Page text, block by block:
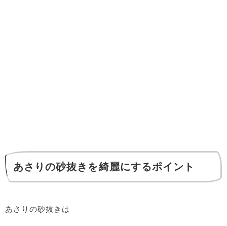
あさりの砂抜きを綺麗にするポイント
あさりの砂抜きは